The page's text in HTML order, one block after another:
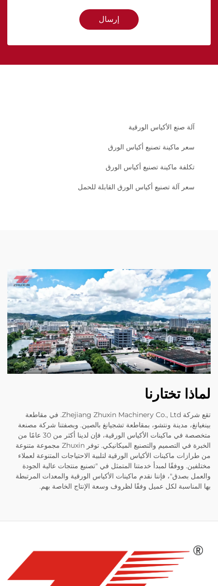
إرسال
آلة صنع الأكياس الورقية
سعر ماكينة تصنيع أكياس الورق
تكلفة ماكينة تصنيع أكياس الورق
سعر آلة تصنيع أكياس الورق القابلة للحمل
لماذا تختارنا
تقع شركة Zhejiang Zhuxin Machinery Co., Ltd. في مقاطعة
بينغيانغ، مدينة ونتشو، بمقاطعة تشجيانغ بالصين. وبصفتنا شركة مصنعة
متخصصة في ماكينات الأكياس الورقية، فإن لدينا أكثر من 30 عامًا من
الخبرة في التصميم والتصنيع الميكانيكي. توفر Zhuxin مجموعة متنوعة
من طرازات ماكينات الأكياس الورقية لتلبية الاحتياجات المتنوعة لعملاء
مختلفين. ووفقًا لمبدأ خدمتنا المتمثل في "تصنيع منتجات عالية الجودة
والعمل بصدق"، فإننا نقدم ماكينات الأكياس الورقية والمعدات المرتبطة
بها المناسبة لكل عميل وفقًا لظروف وسعة الإنتاج الخاصة بهم.